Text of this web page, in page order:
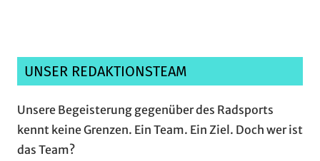
UNSER REDAKTIONSTEAM
Unsere Begeisterung gegenüber des Radsports
kennt keine Grenzen. Ein Team. Ein Ziel. Doch wer ist
das Team?